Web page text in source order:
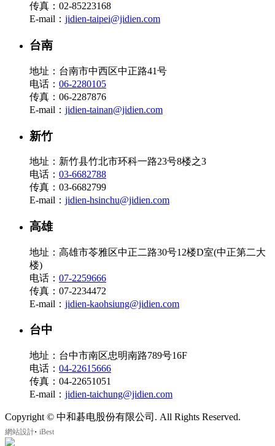
传真：02-85223168
E-mail： jidien-taipei@jidien.com
台南
地址：台南市中西区中正路41号
电话： 06-2280105
传真：06-2287876
E-mail： jidien-tainan@jidien.com
新竹
地址：新竹县竹北市环科一路23号8楼之3
电话： 03-6682788
传真：03-6682799
E-mail： jidien-hsinchu@jidien.com
高雄
地址：高雄市苓雅区中正二路30号12楼D室(中正第二大
楼)
电话： 07-2259666
传真：07-2234472
E-mail： jidien-kaohsiung@jidien.com
台中
地址：台中市南区忠明南路789号16F
电话： 04-22615666
传真：04-22651051
E-mail： jidien-taichung@jidien.com
Copyright © 中和碁电股份有限公司. All Rights Reserved.
網站設計‧ iBest